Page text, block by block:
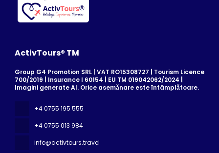
ActivTours® TM
Group G4 Promotion SRL | VAT RO15308727 | Tourism Licence
700/2019 | Insurance I 60154 | EU TM 019042062/2024 |
Imagini generate AI. Orice asemănare este întâmplătoare.
+4 0755 195 555
+4 0755 013 984
info@activtours.travel